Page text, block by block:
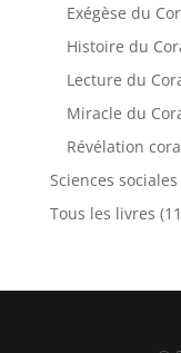
Exégèse du
Histoire du
Lecture du
Miracle du
Révélation
Sciences sociales
Tous les livres